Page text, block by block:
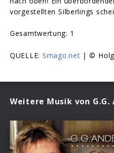
vorgestellten Silberlings
Gesamtwertung: 1
QUELLE:Smago.net | ©
Weitere Musik von G.G.